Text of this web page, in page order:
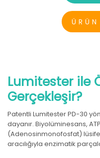
Lumitester ile
Gerçekleşir?
Patentli Lumitester PD-30
dayanır. Biyolüminesans,
(Adenosinmonofosfat)
aracılığıyla enzimatik